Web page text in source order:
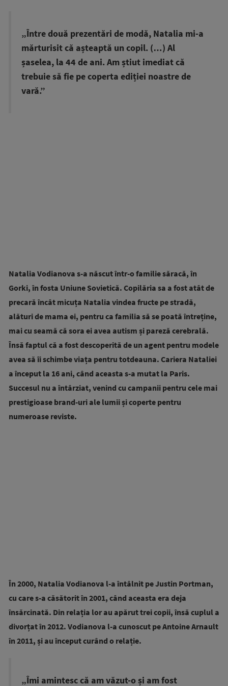
„Între două prezentări de modă, Natalia mi-a
mărturisit că așteaptă un copil. (…) Al
șaselea, la 44 de ani. Am știut imediat că
trebuie să fie pe coperta ediției noastre de
vară.”
Natalia Vodianova s-a născut într-o familie săracă, în
Gorki, în fosta Uniune Sovietică. Copilăria sa a fost atât de
precară încât micuța Natalia vindea fructe pe stradă,
alături de mama ei, pentru ca familia să se poată întreține,
mai cu seamă că sora ei avea autism și pareză cerebrală.
Însă faptul că a fost descoperită de un agent pentru modele
avea să îi schimbe viața pentru totdeauna. Cariera Nataliei
a început la 16 ani, când aceasta s-a mutat la Paris.
Succesul nu a întârziat, venind cu campanii pentru cele mai
prestigioase brand-uri ale lumii și coperte pentru
numeroase reviste.
În 2000, Natalia Vodianova l-a întâlnit pe Justin Portman,
cu care s-a căsătorit în 2001, când aceasta era deja
însărcinată. Din relația lor au apărut trei copii, însă cuplul a
divorțat în 2012. Vodianova l-a cunoscut pe Antoine Arnault
în 2011, și au început curând o relație.
„Îmi amintesc că am văzut-o și am fost